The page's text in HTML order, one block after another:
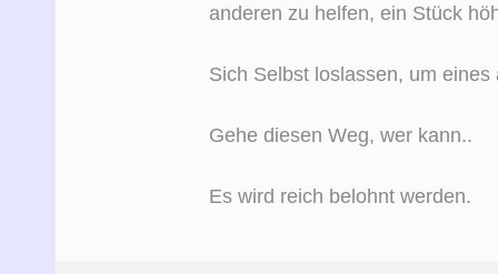
anderen zu helfen, ein Stück
Sich Selbst loslassen, um eines
Gehe diesen Weg, wer kann..
Es wird reich belohnt werden.